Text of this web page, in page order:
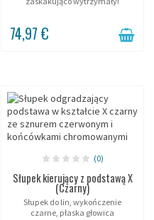
74,97 €
(0)
Słupek kierujący z podstawą X
(Czarny)
Słupek do lin, wykończenie
czarne, płaska głowica